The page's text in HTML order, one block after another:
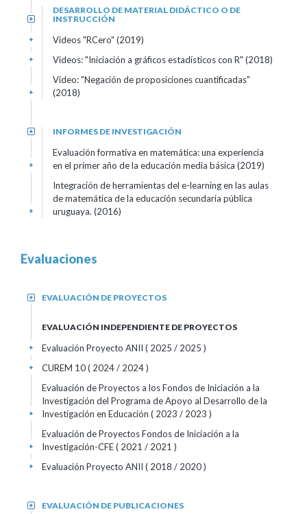
DESARROLLO DE MATERIAL DIDÁCTICO O DE
INSTRUCCIÓN
+
Videos "RCero" (2019)
+
Videos: "Iniciación a gráficos estadísticos con R" (2018)
+
Video: "Negación de proposiciones cuantificadas"
(2018)
+
INFORMES DE INVESTIGACIÓN
+
Evaluación formativa en matemática: una experiencia
en el primer año de la educación media básica (2019)
+
Integración de herramientas del e-learning en las aulas
de matemática de la educación secundaria pública
uruguaya. (2016)
+
Evaluaciones
EVALUACIÓN DE PROYECTOS
+
EVALUACIÓN INDEPENDIENTE DE PROYECTOS
Evaluación Proyecto ANII ( 2025 / 2025 )
+
CUREM 10 ( 2024 / 2024 )
+
Evaluación de Proyectos a los Fondos de Iniciación a la
Investigación del Programa de Apoyo al Desarrollo de la
Investigación en Educación ( 2023 / 2023 )
+
Evaluación de Proyectos Fondos de Iniciación a la
Investigación-CFE ( 2021 / 2021 )
+
Evaluación Proyecto ANII ( 2018 / 2020 )
+
EVALUACIÓN DE PUBLICACIONES
+